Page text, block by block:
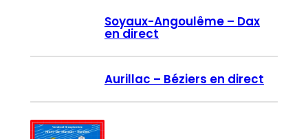
Soyaux-Angoulême – Dax
en direct
Aurillac – Béziers en direct